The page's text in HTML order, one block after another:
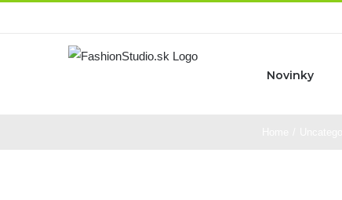
Novinky